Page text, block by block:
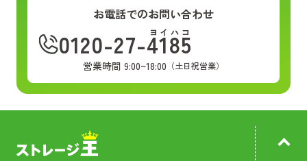
お電話でのお問い合わせ
0120-27-4185
ヨイハコ
営業時間 9:00~18:00 （土日祝営業）